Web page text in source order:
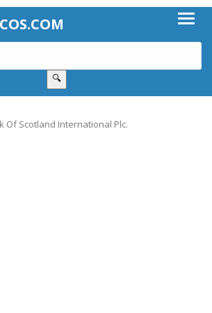
🔍
Of Scotland International Plc.